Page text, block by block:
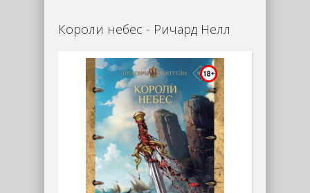
Короли небес - Ричард Нелл